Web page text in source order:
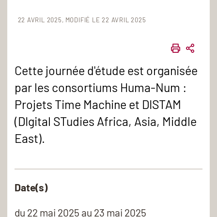
22 AVRIL 2025 MODIFIÉ LE 22 AVRIL 2025
Cette journée d'étude est organisée
par les consortiums Huma-Num :
Projets Time Machine et DISTAM
(DIgital STudies Africa, Asia, Middle
East).
Date(s)
du 22 mai 2025 au 23 mai 2025